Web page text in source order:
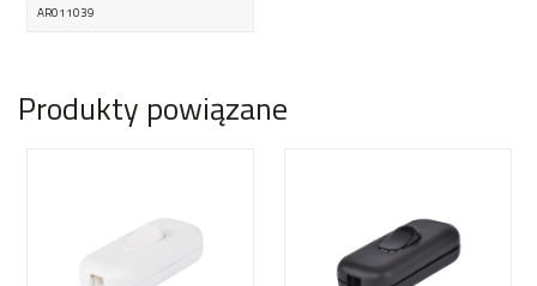
AR011039
Produkty powiązane